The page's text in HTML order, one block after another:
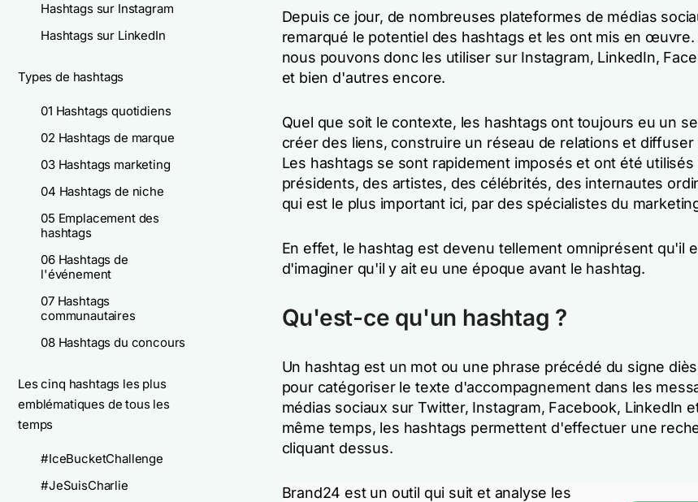
Hashtags sur Instagram
Hashtags sur LinkedIn
Types de hashtags
01 Hashtags quotidiens
02 Hashtags de marque
03 Hashtags marketing
04 Hashtags de niche
05 Emplacement des
hashtags
06 Hashtags de
l'événement
07 Hashtags
communautaires
08 Hashtags du concours
Les cinq hashtags les plus
emblématiques de tous les
temps
#IceBucketChallenge
#JeSuisCharlie
Depuis ce jour, de nombreuses plateformes de médias
remarqué le potentiel des hashtags et les ont mis en
nous pouvons donc les utiliser sur Instagram, LinkedIn,
et bien d'autres encore.
Quel que soit le contexte, les hashtags ont toujours eu un
créer des liens, construire un réseau de relations et diffuser
Les hashtags se sont rapidement imposés et ont été utilisés
présidents, des artistes, des célébrités, des internautes
qui est le plus important ici, par des spécialistes du
En effet, le hashtag est devenu tellement omniprésent qu'il
d'imaginer qu'il y ait eu une époque avant le hashtag.
Qu'est-ce qu'un hashtag ?
Un hashtag est un mot ou une phrase précédé du signe
pour catégoriser le texte d'accompagnement dans les
médias sociaux sur Twitter, Instagram, Facebook, LinkedIn
même temps, les hashtags permettent d'effectuer une
cliquant dessus.
Brand24 est un outil qui suit et analyse les